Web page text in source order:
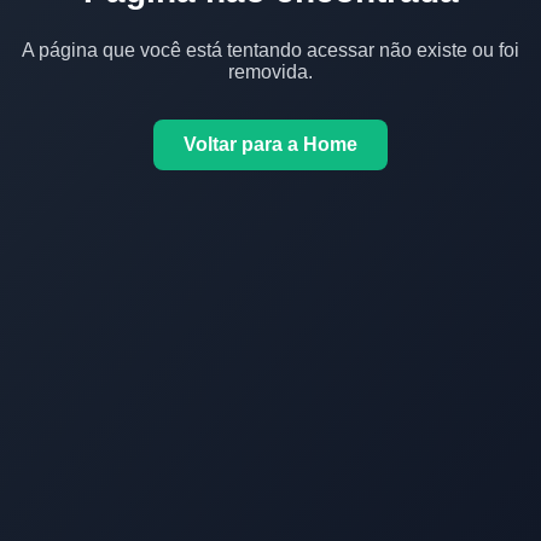
A página que você está tentando acessar não existe ou foi
removida.
Voltar para a Home